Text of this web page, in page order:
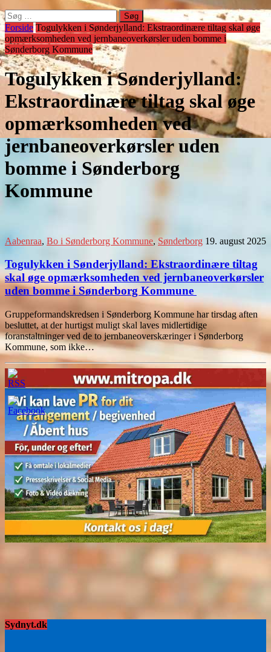
Søg
efter:
Forside Togulykken i Sønderjylland: Ekstraordinære tiltag skal øge
opmærksomheden ved jernbaneoverkørsler uden bomme i
Sønderborg Kommune
Togulykken i Sønderjylland:
Ekstraordinære tiltag skal øge
opmærksomheden ved
jernbaneoverkørsler uden
bomme i Sønderborg
Kommune
Aabenraa, Bo i Sønderborg Kommune,Sønderborg 19. august 2025
Togulykken i Sønderjylland: Ekstraordinære tiltag
skal øge opmærksomheden ved jernbaneoverkørsler
uden bomme i Sønderborg Kommune
Gruppeformandskredsen i Sønderborg Kommune har tirsdag aften
besluttet, at der hurtigst muligt skal laves midlertidige
foranstaltninger ved de to jernbaneoverskæringer i Sønderborg
Kommune, som ikke…
Sydnyt.dk